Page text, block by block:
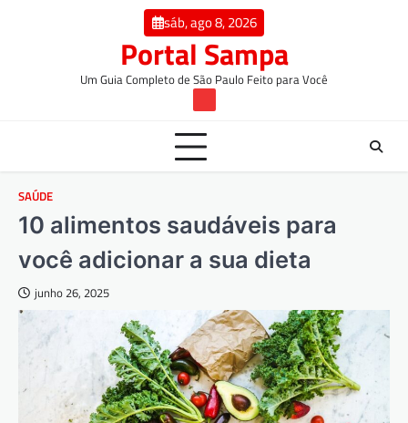
sáb, ago 8, 2026
Portal Sampa
Um Guia Completo de São Paulo Feito para Você
TW
SAÚDE
10 alimentos saudáveis para
você adicionar a sua dieta
junho 26, 2025